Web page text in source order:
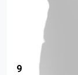
9